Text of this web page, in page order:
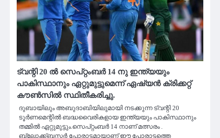
ട്വന്റി 20 ൽ സെപ്റ്റംബർ 14 നു ഇന്ത്യയും
പാകിസ്ഥാനും ഏറ്റുമുട്ടുമെന്ന് ഏഷ്യൻ ക്രിക്കറ്റ്
കൗൺസിൽ സ്ഥിതീകരിച്ചു.
ദുബായിലും അബുദാബിയിലുമായി നടക്കുന്ന ട്വന്റി 20
ടൂർണമെന്റിൽ ബദ്ധവൈരികളായ ഇന്ത്യയും പാകിസ്ഥാനും
തമ്മിൽ ഏറ്റുമുട്ടും.സെപ്റ്റംബർ 14 നാണ് മത്സരം .
ബ്ലോക്ക്ബസ്റ്റർ പോരാട്ടമായാണ് ഈ പോരാട്ടത്തെ